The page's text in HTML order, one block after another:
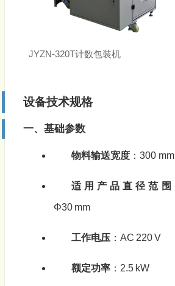
JYZN-320T计数包装机
设备技术规格
一、基础参数
物料输送宽度：300 mm
适用产品直径范围
Φ30 mm
工作电压：AC 220 V
额定功率：2.5 kW